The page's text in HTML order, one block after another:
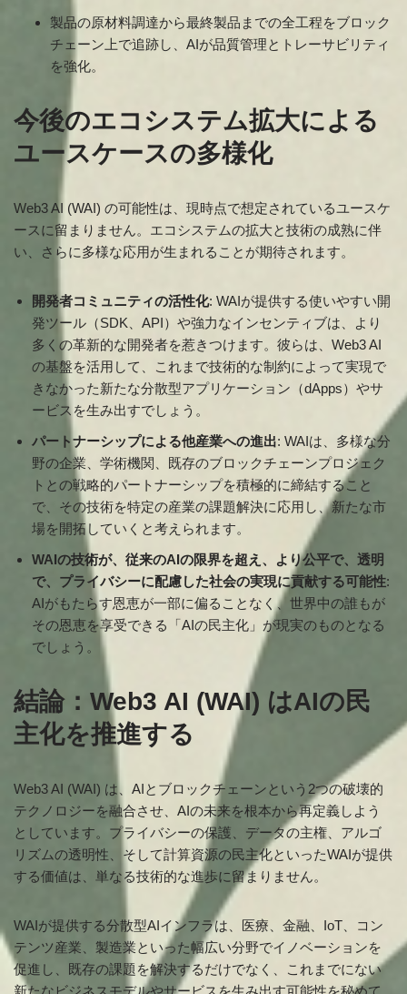
製品の原材料調達から最終製品までの全工程をブロック
チェーン上で追跡し、AIが品質管理とトレーサビリティ
を強化。
今後のエコシステム拡大による
ユースケースの多様化
Web3 AI (WAI) の可能性は、現時点で想定されているユースケ
ースに留まりません。エコシステムの拡大と技術の成熟に伴
い、さらに多様な応用が生まれることが期待されます。
開発者コミュニティの活性化: WAIが提供する使いやすい開
発ツール（SDK、API）や強力なインセンティブは、より
多くの革新的な開発者を惹きつけます。彼らは、Web3 AI
の基盤を活用して、これまで技術的な制約によって実現で
きなかった新たな分散型アプリケーション（dApps）やサ
ービスを生み出すでしょう。
パートナーシップによる他産業への進出: WAIは、多様な分
野の企業、学術機関、既存のブロックチェーンプロジェク
トとの戦略的パートナーシップを積極的に締結すること
で、その技術を特定の産業の課題解決に応用し、新たな市
場を開拓していくと考えられます。
WAIの技術が、従来のAIの限界を超え、より公平で、透明
で、プライバシーに配慮した社会の実現に貢献する可能性:
AIがもたらす恩恵が一部に偏ることなく、世界中の誰もが
その恩恵を享受できる「AIの民主化」が現実のものとなる
でしょう。
結論：Web3 AI (WAI) はAIの民
主化を推進する
Web3 AI (WAI) は、AIとブロックチェーンという2つの破壊的
テクノロジーを融合させ、AIの未来を根本から再定義しよう
としています。プライバシーの保護、データの主権、アルゴ
リズムの透明性、そして計算資源の民主化といったWAIが提供
する価値は、単なる技術的な進歩に留まりません。
WAIが提供する分散型AIインフラは、医療、金融、IoT、コン
テンツ産業、製造業といった幅広い分野でイノベーションを
促進し、既存の課題を解決するだけでなく、これまでにない
新たなビジネスモデルやサービスを生み出す可能性を秘めて